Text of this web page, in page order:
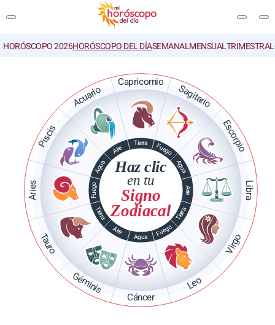
HORÓSCOPO 2026HORÓSCOPO DEL DÍASEMANALMENSUALTRIMESTRAL
Aries
Tauro
Géminis
Cáncer
Leo
Virgo
Libra
Escorpio
Sagitario
Capricornio
Acuario
Piscis
Fuego
Tierra
Aire Agua Fuego
Tierra
Aire
Agua
Fuego
Tierra
Aire
Agua Haz clic
en tu
Signo
Zodiacal